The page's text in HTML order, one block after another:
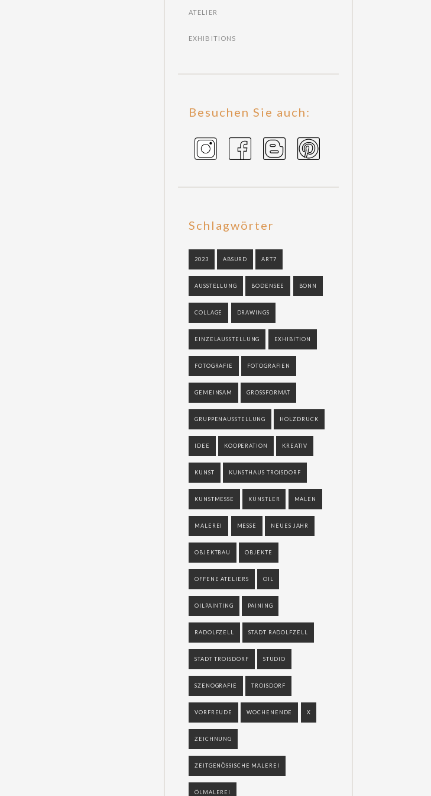
ATELIER
EXHIBITIONS
Besuchen Sie auch:
Schlagwörter
2023 ABSURD ART7
AUSSTELLUNG BODENSEE BONN
COLLAGE DRAWINGS
EINZELAUSSTELLUNG EXHIBITION
FOTOGRAFIE FOTOGRAFIEN
GEMEINSAM GROSSFORMAT
GRUPPENAUSSTELLUNG HOLZDRUCK
IDEE KOOPERATION KREATIV
KUNST KUNSTHAUS TROISDORF
KUNSTMESSE KÜNSTLER MALEN
MALEREI MESSE NEUES JAHR
OBJEKTBAU OBJEKTE
OFFENE ATELIERS OIL
OILPAINTING PAINING
RADOLFZELL STADT RADOLFZELL
STADT TROISDORF STUDIO
SZENOGRAFIE TROISDORF
VORFREUDE WOCHENENDE X
ZEICHNUNG
ZEITGENÖSSISCHE MALEREI
ÖLMALEREI